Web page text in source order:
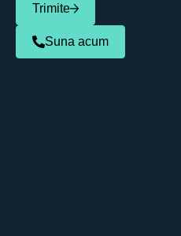
Trimite
Suna acum